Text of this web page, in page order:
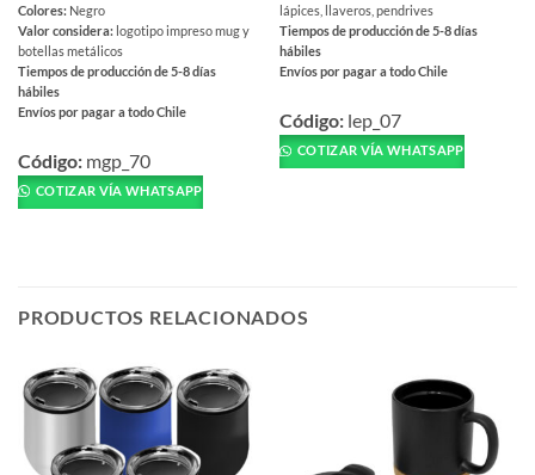
Colores: Negro
Valor considera: logotipo impreso mug y
botellas metálicos
Tiempos de producción de 5-8 días
hábiles
Envíos por pagar a todo Chile
producto
tiene
múltiples
se
en
la
de
Código: mgp_70
COTIZAR VÍA WHATSAPP
lápices, llaveros, pendrives
Tiempos de producción de 5-8 días
hábiles
Envíos por pagar a todo Chile
producto
tiene
múltiples
elegir
Código: lep_07
COTIZAR VÍA WHATSAPP
PRODUCTOS RELACIONADOS